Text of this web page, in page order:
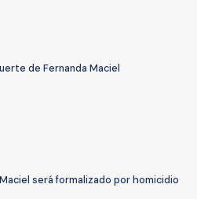
de Fernanda Maciel
será formalizado por homicidio